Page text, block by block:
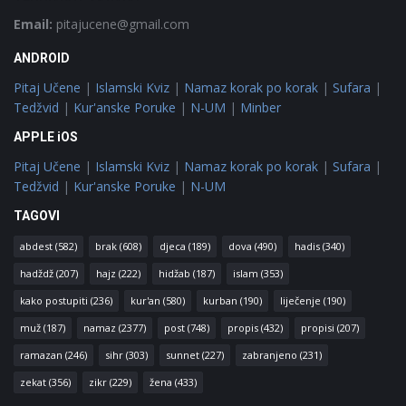
Email: pitajucene@gmail.com
ANDROID
Pitaj Učene | Islamski Kviz | Namaz korak po korak | Sufara |
Tedžvid | Kur'anske Poruke | N-UM | Minber
APPLE iOS
Pitaj Učene | Islamski Kviz | Namaz korak po korak | Sufara |
Tedžvid | Kur'anske Poruke | N-UM
TAGOVI
abdest (582) brak (608) djeca (189) dova (490) hadis (340)
hadždž (207) hajz (222) hidžab (187) islam (353)
kako postupiti (236) kur'an (580) kurban (190) liječenje (190)
muž (187) namaz (2377) post (748) propis (432) propisi (207)
ramazan (246) sihr (303) sunnet (227) zabranjeno (231)
zekat (356) zikr (229) žena (433)